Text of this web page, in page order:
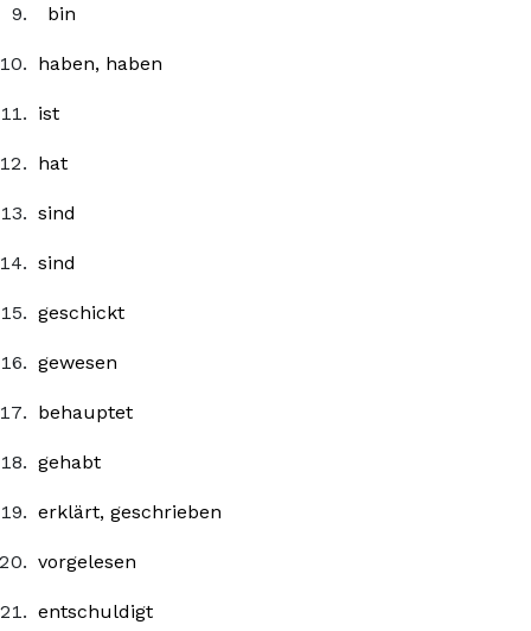
bin
haben, haben
ist
hat
sind
sind
geschickt
gewesen
behauptet
gehabt
erklärt, geschrieben
vorgelesen
entschuldigt